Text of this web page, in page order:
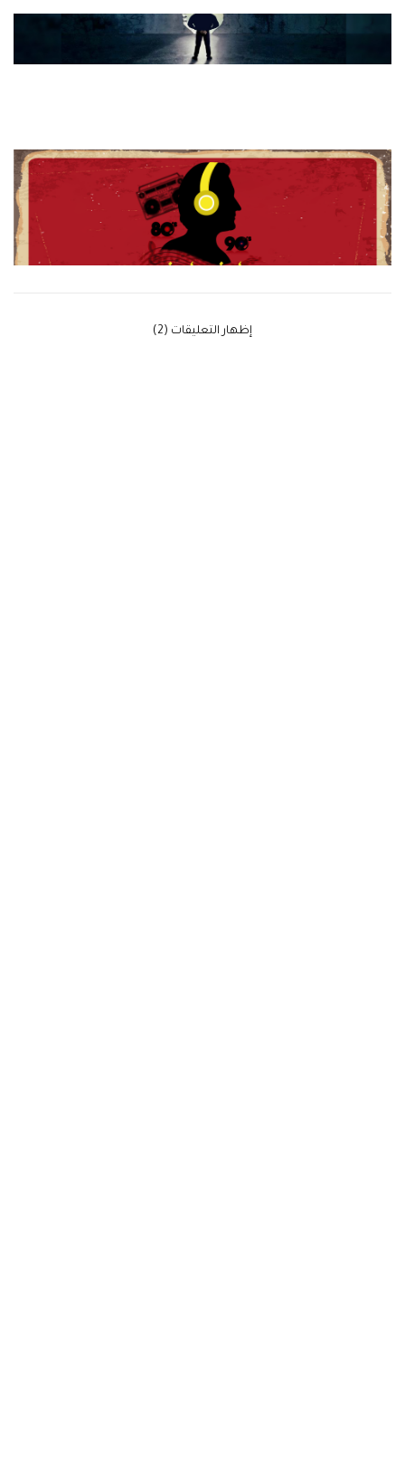
‫إظهار التعليقات (2)